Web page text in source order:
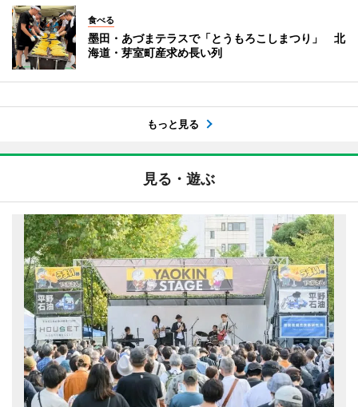
食べる
墨田・あづまテラスで「とうもろこしまつり」 北
海道・芽室町産求め長い列
もっと見る
見る・遊ぶ